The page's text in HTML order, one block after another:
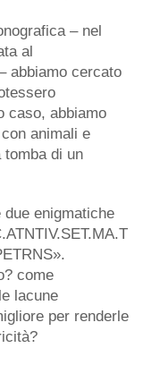
– nel
al
abbiamo cercato
caso, abbiamo
animali e
tomba di un
enigmatiche
come
lacune
per renderle